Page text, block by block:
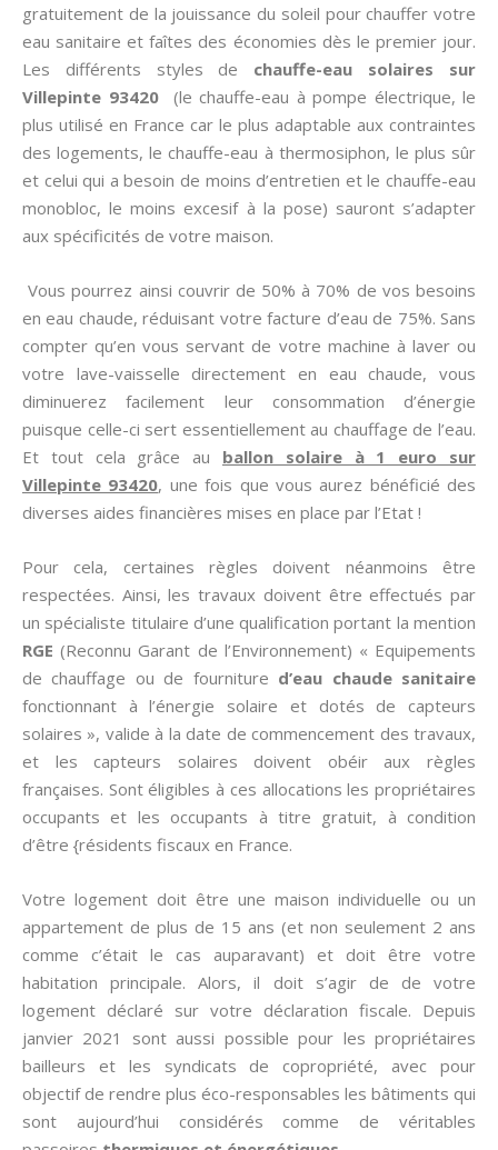
gratuitement de la jouissance du soleil pour chauffer votre
eau sanitaire et faîtes des économies dès le premier jour.
Les différents styles de chauffe-eau solaires sur
Villepinte 93420(le chauffe-eau à pompe électrique, le
plus utilisé en France car le plus adaptable aux contraintes
des logements, le chauffe-eau à thermosiphon, le plus sûr
et celui qui a besoin de moins d’entretien et le chauffe-eau
monobloc, le moins excesif à la pose) sauront s’adapter
aux spécificités de votre maison.
Vous pourrez ainsi couvrir de 50% à 70% de vos besoins
en eau chaude, réduisant votre facture d’eau de 75%. Sans
compter qu’en vous servant de votre machine à laver ou
votre lave-vaisselle directement en eau chaude, vous
diminuerez facilement leur consommation d’énergie
puisque celle-ci sert essentiellement au chauffage de l’eau.
Et tout cela grâce au ballon solaire à 1 euro sur
Villepinte 93420, une fois que vous aurez bénéficié des
diverses aides financières mises en place par l’Etat !
Pour cela, certaines règles doivent néanmoins être
respectées. Ainsi, les travaux doivent être effectués par
un spécialiste titulaire d’une qualification portant la mention
RGE(Reconnu Garant de l’Environnement) « Equipements
de chauffage ou de fourniture d’eau chaude sanitaire
fonctionnant à l’énergie solaire et dotés de capteurs
solaires », valide à la date de commencement des travaux,
et les capteurs solaires doivent obéir aux règles
françaises. Sont éligibles à ces allocations les propriétaires
occupants et les occupants à titre gratuit, à condition
d’être {résidents fiscaux en France.
Votre logement doit être une maison individuelle ou un
appartement de plus de 15 ans (et non seulement 2 ans
comme c’était le cas auparavant) et doit être votre
habitation principale. Alors, il doit s’agir de de votre
logement déclaré sur votre déclaration fiscale. Depuis
janvier 2021 sont aussi possible pour les propriétaires
bailleurs et les syndicats de copropriété, avec pour
objectif de rendre plus éco-responsables les bâtiments qui
sont aujourd’hui considérés comme de véritables